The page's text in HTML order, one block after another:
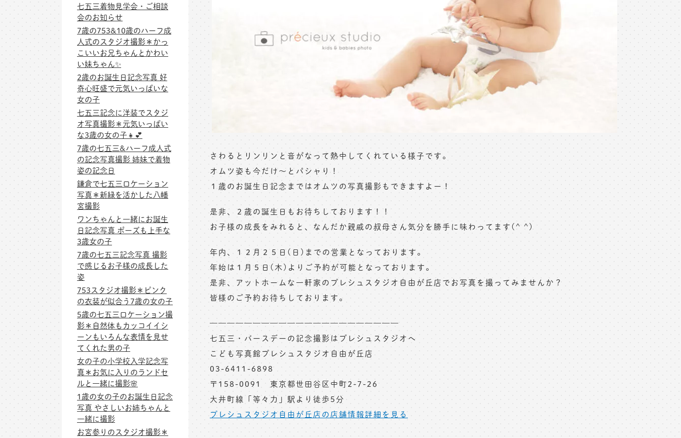
さわるとリンリンと音がなって熱中してくれている様子です。
オムツ姿も今だけ〜とパシャり！
１歳のお誕生日記念まではオムツの写真撮影もできますよー！
是非、２歳の誕生日もお待ちしております！！
お子様の成長をみれると、なんだか親戚の叔母さん気分を勝手に味わってます(^ ^)
年内、１２月２５日(日)までの営業となっております。
年始は１月５日(木)よりご予約が可能となっております。
是非、アットホームな一軒家のプレシュスタジオ自由が丘店でお写真を撮ってみませんか？
皆様のご予約お待ちしております。
——————————————————————
七五三・バースデーの記念撮影はプレシュスタジオへ
こども写真館プレシュスタジオ自由が丘店
03-6411-6898
〒158-0091 東京都世田谷区中町2-7-26
大井町線「等々力」駅より徒歩5分
プレシュスタジオ自由が丘店の店舗情報詳細を見る
七五三着物見学会・ご相談
会のお知らせ
7歳の753&10歳のハーフ成
人式のスタジオ撮影＊かっ
こいいお兄ちゃんとかわい
い妹ちゃん✨
2歳のお誕生日記念写真 好
奇心旺盛で元気いっぱいな
女の子
七五三記念に洋装でスタジ
オ写真撮影＊元気いっぱい
な3歳の女の子👧💕
7歳の七五三&ハーフ成人式
の記念写真撮影 姉妹で着物
姿の記念日
鎌倉で七五三ロケーション
写真＊新緑を活かした八幡
宮撮影
ワンちゃんと一緒にお誕生
日記念写真 ポーズも上手な
3歳女の子
7歳の七五三記念写真 撮影
で感じるお子様の成長した
姿
753スタジオ撮影＊ピンク
の衣装が似合う7歳の女の子
5歳の七五三ロケーション撮
影＊自然体もカッコイイシ
ーンもいろんな表情を見せ
てくれた男の子
女の子の小学校入学記念写
真＊お気に入りのランドセ
ルと一緒に撮影🌸
1歳の女の子のお誕生日記念
写真 やさしいお姉ちゃんと
一緒に撮影
お宮参りのスタジオ撮影＊